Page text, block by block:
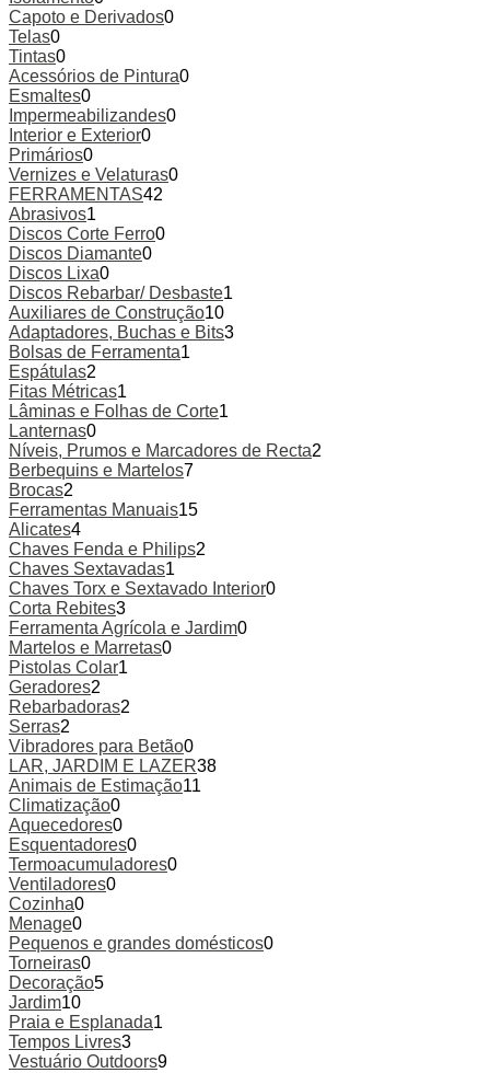
Capoto e Derivados0
Telas0
Tintas0
Acessórios de Pintura0
Esmaltes0
Impermeabilizandes0
Interior e Exterior0
Primários0
Vernizes e Velaturas0
FERRAMENTAS42
Abrasivos1
Discos Corte Ferro0
Discos Diamante0
Discos Lixa0
Discos Rebarbar/ Desbaste1
Auxiliares de Construção10
Adaptadores, Buchas e Bits3
Bolsas de Ferramenta1
Espátulas2
Fitas Métricas1
Lâminas e Folhas de Corte1
Lanternas0
Níveis, Prumos e Marcadores de Recta2
Berbequins e Martelos7
Brocas2
Ferramentas Manuais15
Alicates4
Chaves Fenda e Philips2
Chaves Sextavadas1
Chaves Torx e Sextavado Interior0
Corta Rebites3
Ferramenta Agrícola e Jardim0
Martelos e Marretas0
Pistolas Colar1
Geradores2
Rebarbadoras2
Serras2
Vibradores para Betão0
LAR, JARDIM E LAZER38
Animais de Estimação11
Climatização0
Aquecedores0
Esquentadores0
Termoacumuladores0
Ventiladores0
Cozinha0
Menage0
Pequenos e grandes domésticos0
Torneiras0
Decoração5
Jardim10
Praia e Esplanada1
Tempos Livres3
Vestuário Outdoors9